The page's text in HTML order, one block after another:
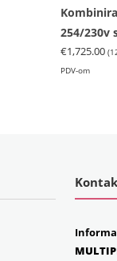
254/230v
€1,725.00
PDV-om